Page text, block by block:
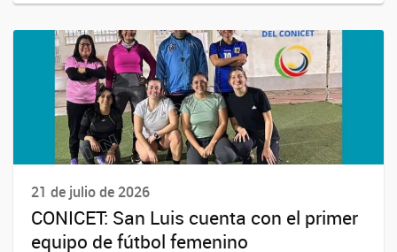
21 de julio de 2026
CONICET: San Luis cuenta con el primer
equipo de fútbol femenino